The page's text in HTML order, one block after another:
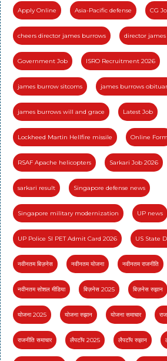
Apply Online Asia-Pacific defense CG
cheers director james burrows director
Government Job ISRO Recruitment 2026
james burrow sitcoms james burrows
james burrows will and grace Latest Job
Lockheed Martin Hellfire missile Online Form
RSAF Apache helicopters Sarkari Job 2026
sarkari result Singapore defense news
Singapore military modernization UP news
UP Police SI PET Admit Card 2026 US State
नवीनतम बिज़नेस नवीनतम योजना नवीनतम राजनीति
नवीनतम सोशल मीडिया बिज़नेस 2025 बिज़नेस रुझान
योजना 2025 योजना रुझान योजना समाचार
राजनीति समाचार लैपटॉप 2025 लैपटॉप रुझान